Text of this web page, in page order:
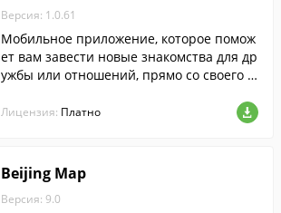
Версия: 1.0.61
Мобильное приложение, которое помож
ет вам завести новые знакомства для др
ужбы или отношений, прямо со своего iP
Лицензия: Платно
Beijing Map
Версия: 9.0